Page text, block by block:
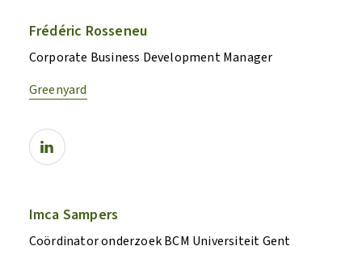
Frédéric Rosseneu
Corporate Business Development Manager
Greenyard
Imca Sampers
Coördinator onderzoek BCM Universiteit Gent